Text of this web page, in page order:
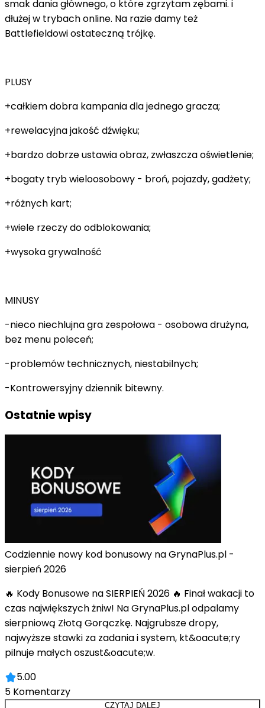
smak dania głównego, o które zgrzytam zębami. i
dłużej w trybach online. Na razie damy też
Battlefieldowi ostateczną trójkę.
PLUSY
+całkiem dobra kampania dla jednego gracza;
+rewelacyjna jakość dźwięku;
+bardzo dobrze ustawia obraz, zwłaszcza oświetlenie;
+bogaty tryb wieloosobowy - broń, pojazdy, gadżety;
+różnych kart;
+wiele rzeczy do odblokowania;
+wysoka grywalność
MINUSY
-nieco niechlujna gra zespołowa - osobowa drużyna,
bez menu poleceń;
-problemów technicznych, niestabilnych;
-Kontrowersyjny dziennik bitewny.
Ostatnie wpisy
Codziennie nowy kod bonusowy na GrynaPlus.pl -
sierpień 2026
🔥 Kody Bonusowe na SIERPIEŃ 2026 🔥 Finał wakacji to
czas największych żniw! Na GrynaPlus.pl odpalamy
sierpniową Złotą Gorączkę. Najgrubsze dropy,
najwyższe stawki za zadania i system, kt&oacute;ry
pilnuje małych oszust&oacute;w.
5.00
5 Komentarzy
CZYTAJ DALEJ